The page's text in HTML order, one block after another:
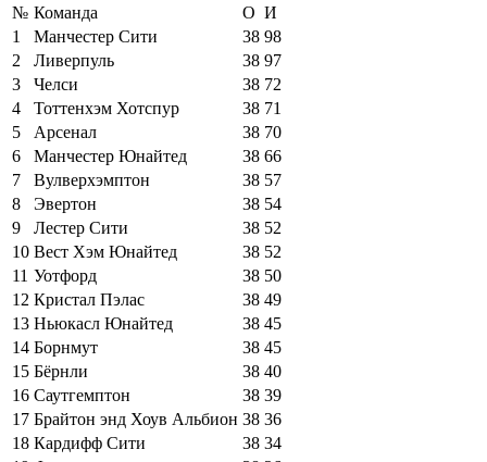
№ Команда О И
1
Манчестер Сити 38 98
2
Ливерпуль 38 97
3
Челси 38 72
4
Тоттенхэм Хотспур 38 71
5
Арсенал 38 70
6
Манчестер Юнайтед 38 66
7
Вулверхэмптон 38 57
8
Эвертон 38 54
9
Лестер Сити 38 52
10 Вест Хэм Юнайтед 38 52
11 Уотфорд 38 50
12 Кристал Пэлас 38 49
13 Ньюкасл Юнайтед 38 45
14 Борнмут 38 45
15 Бёрнли 38 40
16 Саутгемптон 38 39
17 Брайтон энд Хоув Альбион 38 36
18 Кардифф Сити 38 34